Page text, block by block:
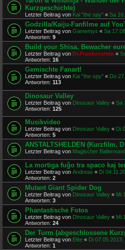
Kurzgeschichte)
Letzter Beitrag von Kai "the spy" « Sa
Godzilla/Kaiju-Fanfilme auf
Letzter Beitrag von Gamemys « Sa
Antworten: 9
Build your Shisa. Bewacher
Letzter Beitrag von Dr.Prankenstein «
Antworten: 16
Gemischte Fanart!
Letzter Beitrag von Kai "the spy" « Do
Antworten: 113
Dinosaur Valley
Letzter Beitrag von Dinosaur Valley « Sa
Antworten: 125
Musikvideo
Letzter Beitrag von Dinosaur Valley « Di
Antworten: 5
ANSTALTSHELDEN (Kurzfilm, D
Letzter Beitrag von Magischer
La mortiga fuĝo tra spaco kaj
Letzter Beitrag von Andreas « Di
Antworten: 2
Mutant Giant Spider Dog
Letzter Beitrag von Dinosaur Valley « Mi
Antworten: 3
Phantastische Fotos
Letzter Beitrag von Dinosaur Valley « Mi
Antworten: 24
Der Turm (abgeschlossene
Letzter Beitrag von Elite « Di 07.05.2013,
Antworten: 1